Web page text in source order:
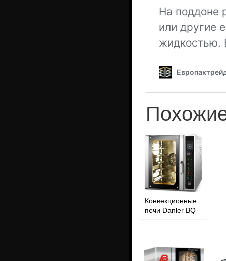
Конвекционные
печи Danler BQ